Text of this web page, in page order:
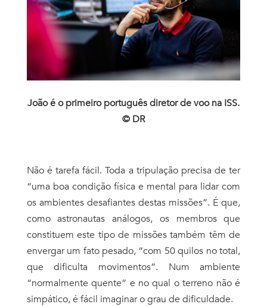
João é o primeiro português diretor de voo na ISS.
© DR
Não é tarefa fácil. Toda a tripulação precisa de ter
“uma boa condição física e mental para lidar com
os ambientes desafiantes destas missões”. É que,
como astronautas análogos, os membros que
constituem este tipo de missões também têm de
envergar um fato pesado, “com 50 quilos no total,
que dificulta movimentos”. Num ambiente
“normalmente quente” e no qual o terreno não é
simpático,é fácil imaginar o grau de dificuldade.